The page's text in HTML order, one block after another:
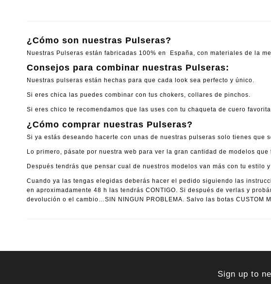
¿Cómo son nuestras Pulseras?
Nuestras Pulseras están fabricadas 100% en España, con materiales de la
Consejos para combinar nuestras Pulseras:
Nuestras pulseras están hechas para que cada look sea perfecto y único.
Si eres chica las puedes combinar con tus chokers, collares de pinchos.
Si eres chico te recomendamos que las uses con tu chaqueta de cuero
¿Cómo comprar nuestras Pulseras?
Si ya estás deseando hacerte con unas de nuestras pulseras solo tienes que
Lo primero, pásate por nuestra web para ver la gran cantidad de modelos que
Después tendrás que pensar cual de nuestros modelos van más con tu estilo
Cuando ya las tengas elegidas deberás hacer el pedido siguiendo las
en aproximadamente 48 h las tendrás CONTIGO. Si después de verlas y
devolución o el cambio…SIN NINGUN PROBLEMA. Salvo las botas
Sign up to